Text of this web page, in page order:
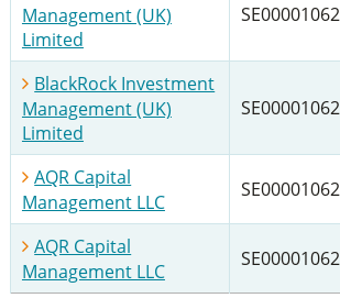
Management (UK)
Limited
BlackRock Investment
Management (UK)
Limited
AQR Capital
Management LLC
AQR Capital
Management LLC